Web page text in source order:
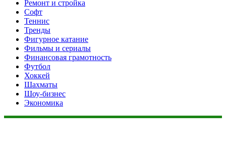
Ремонт и стройка
Софт
Теннис
Тренды
Фигурное катание
Фильмы и сериалы
Финансовая грамотность
Футбол
Хоккей
Шахматы
Шоу-бизнес
Экономика